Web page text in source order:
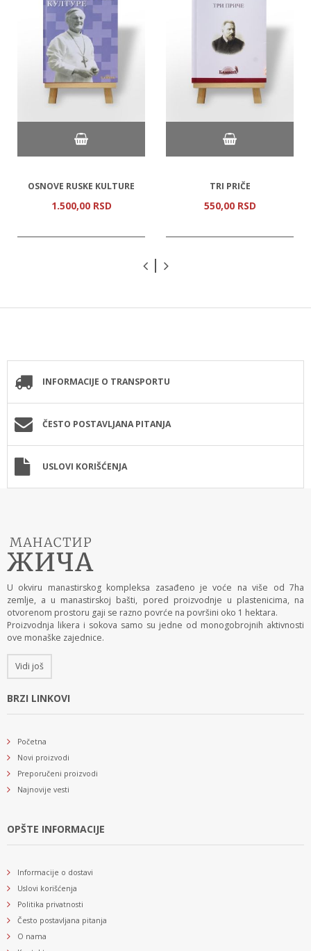
OSNOVE RUSKE KULTURE
1.500,00 RSD
TRI PRIČE
550,00 RSD
INFORMACIJE O TRANSPORTU
ČESTO POSTAVLJANA PITANJA
USLOVI KORIŠĆENJA
U okviru manastirskog kompleksa zasađeno je voće na više od 7ha
zemlje, a u manastirskoj bašti, pored proizvodnje u plastenicima, na
otvorenom prostoru gaji se razno povrće na površini oko 1 hektara.
Proizvodnja likera i sokova samo su jedne od monogobrojnih aktivnosti
ove monaške zajednice.
Vidi još
BRZI LINKOVI
Početna
Novi proizvodi
Preporučeni proizvodi
Najnovije vesti
OPŠTE INFORMACIJE
Informacije o dostavi
Uslovi korišćenja
Politika privatnosti
Često postavljana pitanja
O nama